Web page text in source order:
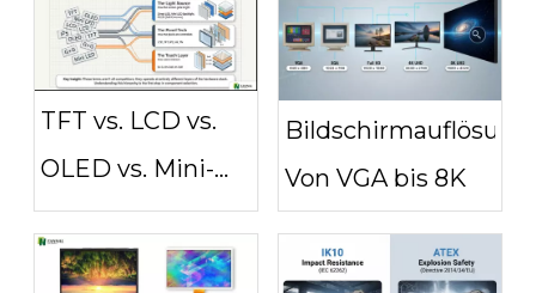
TFT vs. LCD vs.
OLED vs. Mini-
LED: Was sind
die wirklichen
Von VGA bis 8K